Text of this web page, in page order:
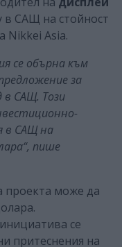
в САЩ на стойност
Nikkei Asia.
се обърна към
за
в САЩ. Този
в САЩ на
пише
проекта може да
се
притеснения на